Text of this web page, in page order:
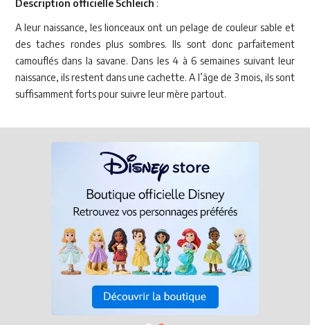
Description officielle Schleich :
A leur naissance, les lionceaux ont un pelage de couleur sable et
des taches rondes plus sombres. Ils sont donc parfaitement
camouflés dans la savane. Dans les 4 à 6 semaines suivant leur
naissance, ils restent dans une cachette. A l’âge de 3 mois, ils sont
suffisamment forts pour suivre leur mère partout.